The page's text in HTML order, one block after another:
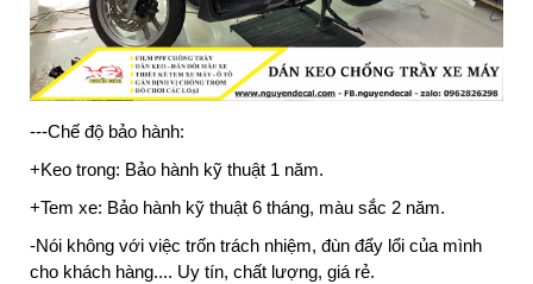
---Chế độ bảo hành:
+Keo trong: Bảo hành kỹ thuật 1 năm.
+Tem xe: Bảo hành kỹ thuật 6 tháng, màu sắc 2 năm.
-Nói không với việc trốn trách nhiệm, đùn đẩy lổi của mình
cho khách hàng.... Uy tín, chất lượng, giá rẻ.